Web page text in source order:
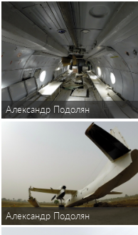
Александр Подолян
Александр Подолян